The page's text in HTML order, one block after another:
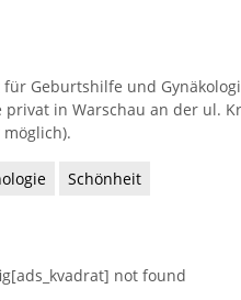
Geburtshilfe und
in Warschau an der ul.
Schönheit
not found